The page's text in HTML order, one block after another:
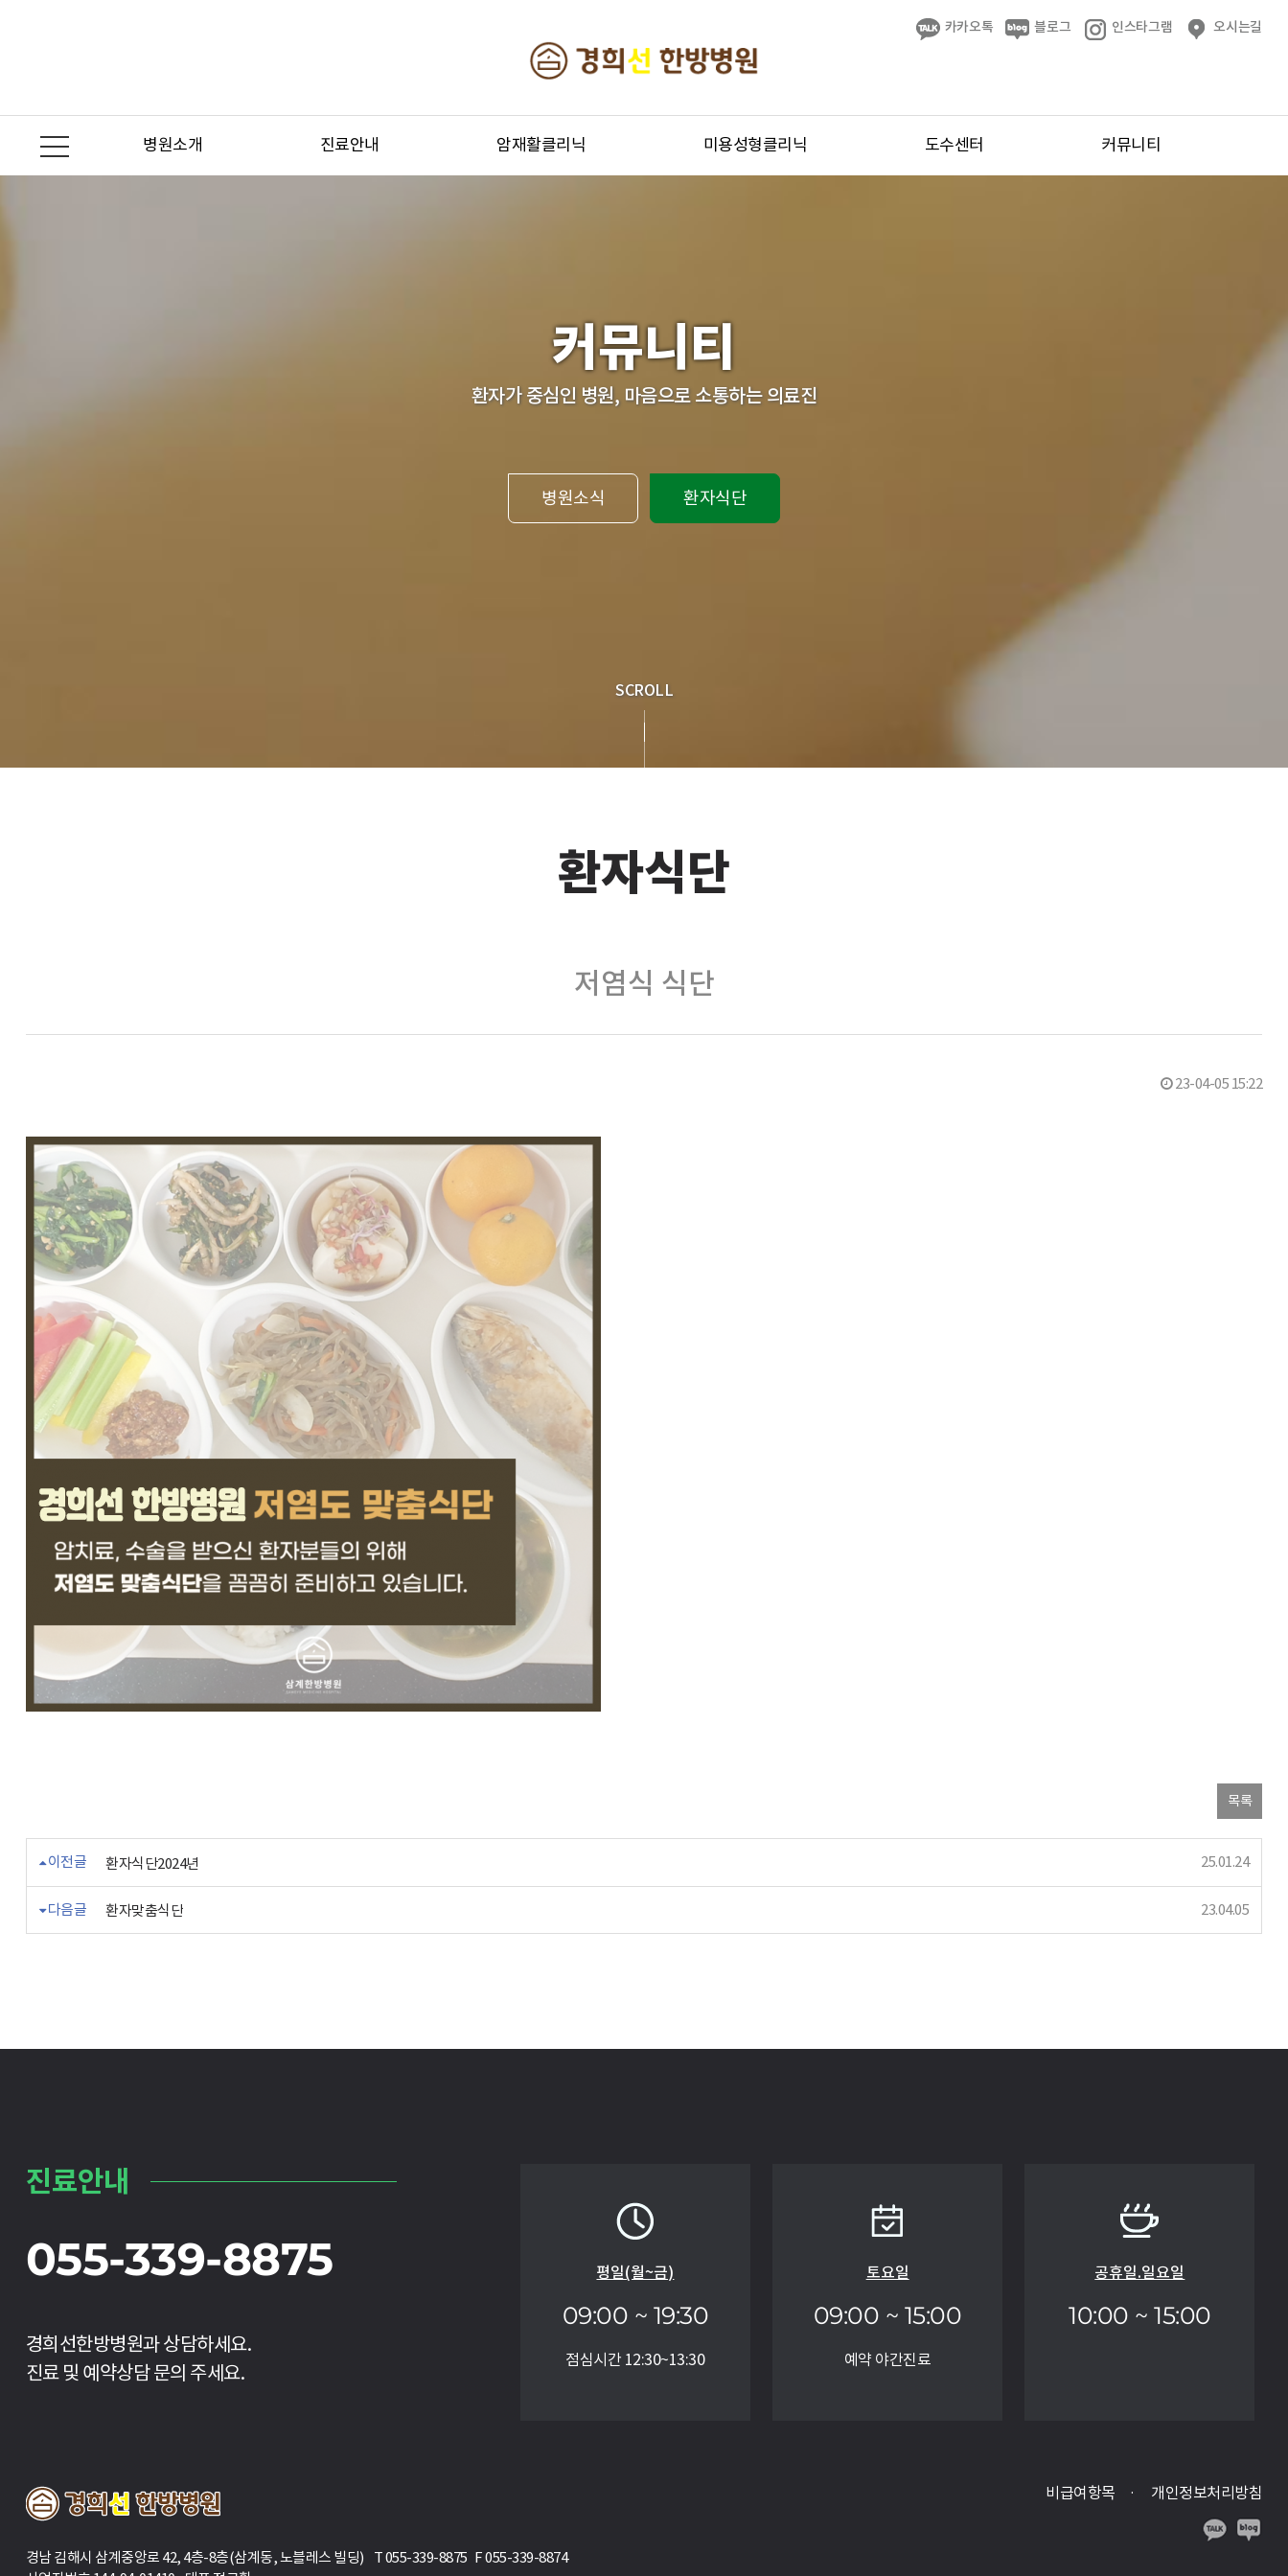
카카오톡 블로그 인스타그램 오시는길
병원소개 진료안내 암재활클리닉 미용성형클리닉 도수센터 커뮤니티
커뮤니티
환자가 중심인 병원, 마음으로 소통하는 의료진
병원소식 환자식단
SCROLL
환자식단
저염식 식단
23-04-05 15:22
목록
이전글 환자식단2024년 25.01.24
다음글 환자맞춤식단 23.04.05
진료안내
055-339-8875
경희선한방병원과 상담하세요.
진료 및 예약상담 문의 주세요.
평일(월~금)
09:00 ~ 19:30
점심시간 12:30~13:30
토요일
09:00 ~ 15:00
예약 야간진료
공휴일.일요일
10:00 ~ 15:00
비급여항목 개인정보처리방침
경남 김해시 삼계중앙로 42, 4층-8층(삼계동, 노블레스 빌딩) T 055-339-8875 F 055-339-8874